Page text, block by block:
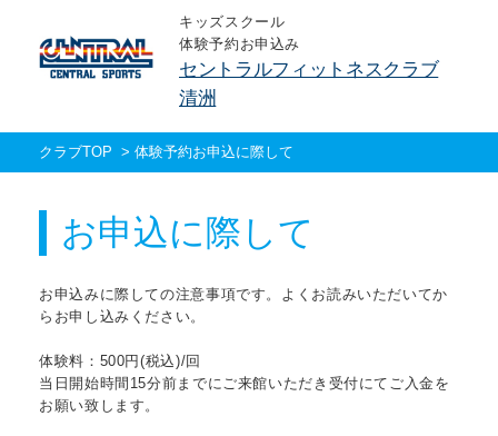
キッズスクール
体験予約お申込み
セントラルフィットネスクラブ
清洲
クラブTOP > 体験予約お申込に際して
お申込に際して
お申込みに際しての注意事項です。よくお読みいただいてか
らお申し込みください。
体験料：500円(税込)/回
当日開始時間15分前までにご来館いただき受付にてご入金を
お願い致します。